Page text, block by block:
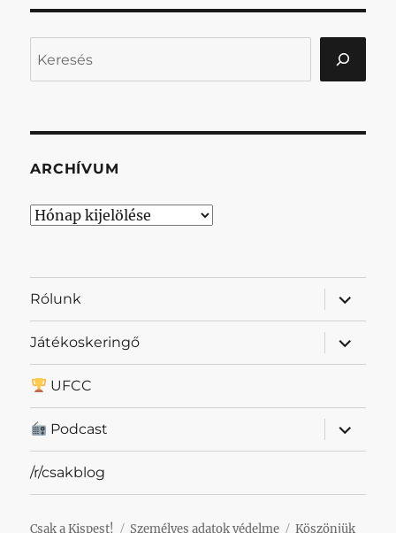
ARCHÍVUM
Archívum
Rólunk
almenü
Játékoskeringő
almenü
UFCC
Podcast
almenü
/r/csakblog
Csak a Kispest! Személyes adatok védelme
Köszönjük